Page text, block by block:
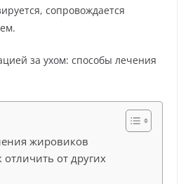
сопровождается
жировиков
от других